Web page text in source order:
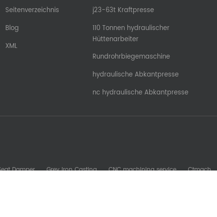
Seitenverzeichnis
Blog
XML
j23-63t Kraftpresse
110 Tonnen hydraulischer
Hüttenarbeiter
Rundrohrbiegemaschine
hydraulische Abkantpresse
nc hydraulische Abkantpresse
Damper Grey Iron Casting CNC machining service Ctmach